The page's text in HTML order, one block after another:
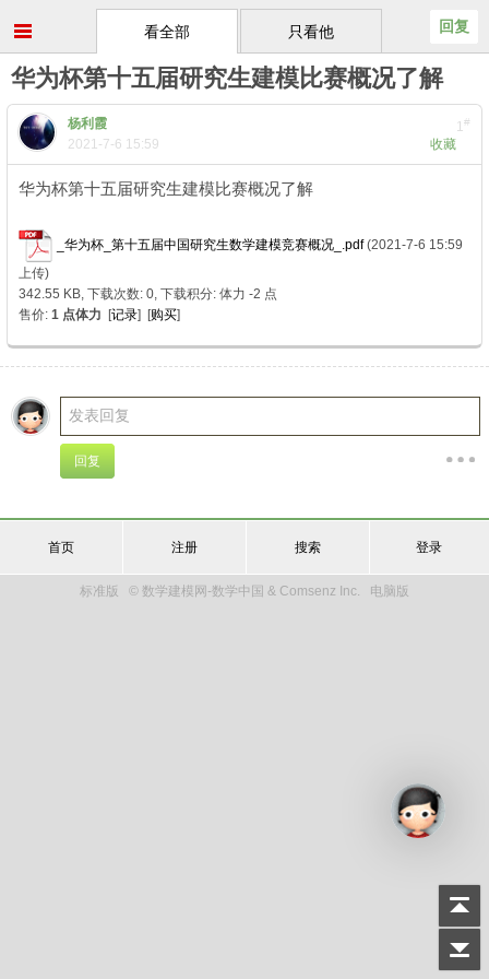
只看他
看全部 回复
华为杯第十五届研究生建模比赛概况了解
1#
杨利霞
收藏
2021-7-6 15:59
华为杯第十五届研究生建模比赛概况了解
_华为杯_第十五届中国研究生数学建模竞赛概况_.pdf (2021-7-6 15:59
上传)
342.55 KB, 下载次数: 0, 下载积分: 体力 -2 点
售价: 1 点体力 [记录] [购买]
首页 注册 搜索 登录
标准版 © 数学建模网-数学中国 & Comsenz Inc. 电脑版